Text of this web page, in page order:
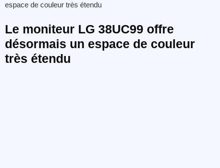
espace de couleur très étendu
Le moniteur LG 38UC99 offre
désormais un espace de couleur
très étendu